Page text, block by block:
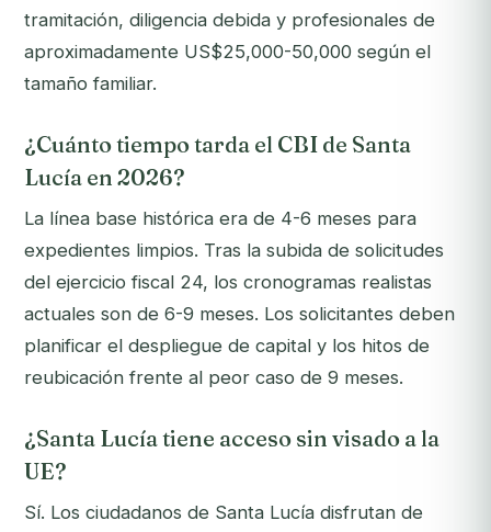
tramitación, diligencia debida y profesionales de
aproximadamente US$25,000-50,000 según el
tamaño familiar.
¿Cuánto tiempo tarda el CBI de Santa
Lucía en 2026?
La línea base histórica era de 4-6 meses para
expedientes limpios. Tras la subida de solicitudes
del ejercicio fiscal 24, los cronogramas realistas
actuales son de 6-9 meses. Los solicitantes deben
planificar el despliegue de capital y los hitos de
reubicación frente al peor caso de 9 meses.
¿Santa Lucía tiene acceso sin visado a la
UE?
Sí. Los ciudadanos de Santa Lucía disfrutan de